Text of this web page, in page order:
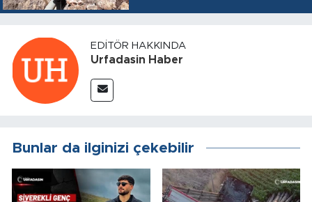
EDITÖR HAKKINDA
Urfadasin Haber
Bunlar da ilginizi çekebilir